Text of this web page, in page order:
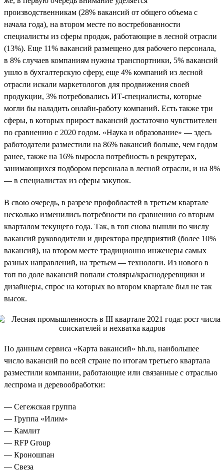
производственникам (28% вакансий от общего объема с
начала года), на втором месте по востребованности
специалисты из сферы продаж, работающие в лесной отрасли
(13%). Еще 11% вакансий размещено для рабочего персонала,
в 8% случаев компаниям нужны транспортники, 5% вакансий
ушло в бухгалтерскую сферу, еще 4% компаний из лесной
отрасли искали маркетологов для продвижения своей
продукции, 3% потребовались ИТ-специалисты, которые
могли бы наладить онлайн-работу компаний. Есть также три
сферы, в которых прирост вакансий достаточно чувствителен
по сравнению с 2020 годом. «Наука и образование» — здесь
работодатели разместили на 86% вакансий больше, чем годом
ранее, также на 16% выросла потребность в рекрутерах,
занимающихся подбором персонала в лесной отрасли, и на 8%
— в специалистах из сферы закупок.
В свою очередь, в разрезе профобластей в третьем квартале
несколько изменились потребности по сравнению со вторым
кварталом текущего года. Так, в топ снова вышли по числу
вакансий руководители и директора предприятий (более 10%
вакансий), на втором месте традиционно инженеры самых
разных направлений, на третьем — технологи. Из нового в
топ по доле вакансий попали столяры/краснодеревщики и
дизайнеры, спрос на которых во втором квартале был не так
высок.
По данным сервиса «Карта вакансий» hh.ru, наибольшее
число вакансий по всей стране по итогам третьего квартала
разместили компании, работающие или связанные с отраслью
леспрома и деревообработки:
— Сегежская группа
— Группа «Илим»
— Камлит
— RFP Group
— Кроношпан
— Свеза